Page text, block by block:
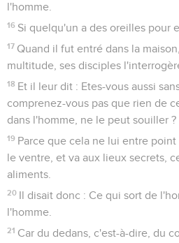
l'homme.
16 Si quelqu'un a des oreilles pour
17 Quand il fut entré dans la
multitude, ses disciples
18 Et il leur dit : Etes-vous aussi
comprenez-vous pas que rien de
dans l'homme, ne le peut souiller ?
19 Parce que cela ne lui entre
le ventre, et va aux lieux secrets,
aliments.
20 Il disait donc : Ce qui sort de
l'homme.
21 Car du dedans, c'est-à-dire, du